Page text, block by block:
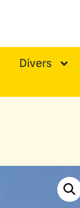
Divers